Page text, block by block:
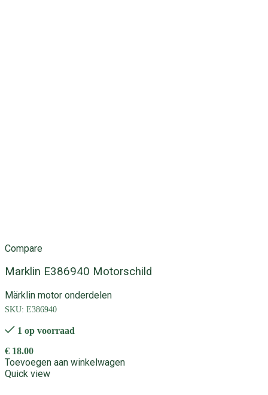
Compare
Marklin E386940 Motorschild
Märklin motor onderdelen
SKU: E386940
1 op voorraad
€ 18.00
Toevoegen aan winkelwagen
Quick view